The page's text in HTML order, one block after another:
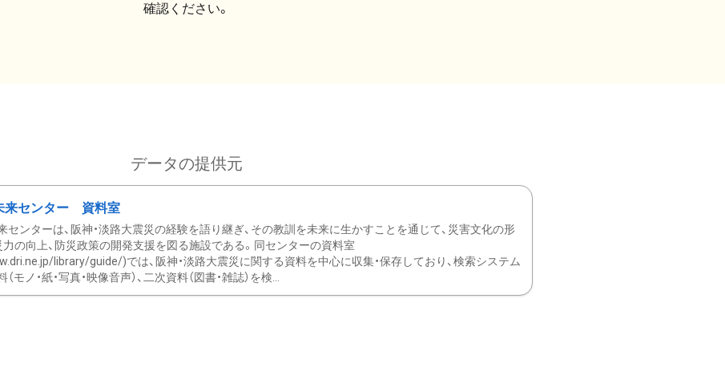
確認ください。
データの提供元
来センター 資料室
センターは、阪神・淡路大震災の経験を語り継ぎ、その教訓を未来に生かすことを通じて、災害文化の形
力の向上、防災政策の開発支援を図る施設である。同センターの資料室
library/guide/)では、阪神・淡路大震災に関する資料を中心に収集・保存しており、検索システム
モノ・紙・写真・映像音声）、二次資料（図書・雑誌）を検...